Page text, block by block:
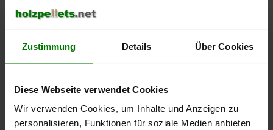
Zustimmung Details Über Cookies
Diese Webseite verwendet Cookies
Wir verwenden Cookies, um Inhalte und Anzeigen zu
personalisieren, Funktionen für soziale Medien anbieten